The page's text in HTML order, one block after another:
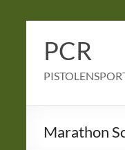
Inhalt
springen
PCR
Marathon